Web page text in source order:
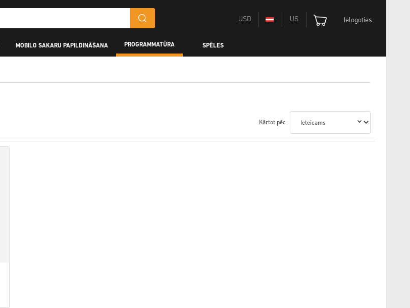
USD US Ielogoties
MOBILO SAKARU PAPILDINĀŠANA PROGRAMMATŪRA SPĒLES
Kārtot pēc